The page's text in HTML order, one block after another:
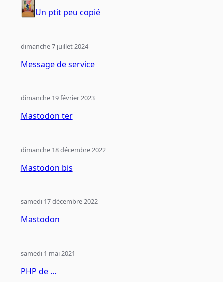
Un ptit peu copié
Message de service
dimanche 7 juillet 2024
Mastodon ter
dimanche 19 février 2023
Mastodon bis
dimanche 18 décembre 2022
Mastodon
samedi 17 décembre 2022
PHP de ...
samedi 1 mai 2021